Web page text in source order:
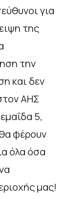
για
της
την
και δεν
ΑΗΣ
5,
φέρουν
όλα όσα
μας!